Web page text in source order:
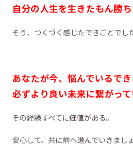
自分の人生を生きたもん勝ち
そう、つくづく感じたできごとでし
あなたが今、悩んでいるで
必ずより良い未来に繋がって
その経験すべてに価値がある。
安心して、共に前へ進んでいきまし